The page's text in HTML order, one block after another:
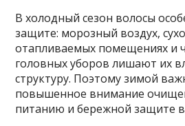
В холодный сезон волосы
защите: морозный воздух,
отапливаемых помещениях и
головных уборов лишают их
структуру. Поэтому зимой
повышенное внимание
питанию и бережной защите